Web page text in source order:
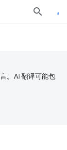
。AI 翻译可能包